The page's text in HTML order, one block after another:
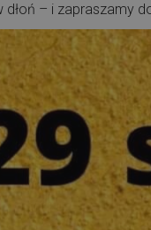
– i zapraszamy